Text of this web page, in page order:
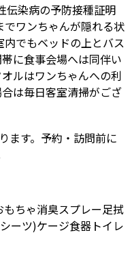
伝染病の予防接種証明
ワンちゃんが隠れる状
でもベッドの上とバス
に食事会場へは同伴い
ルはワンちゃんへの利
は毎日客室清掃がござ
ます。予約・訪問前に
もちゃ消臭スプレー足拭
ーツ)ケージ食器 トイレ